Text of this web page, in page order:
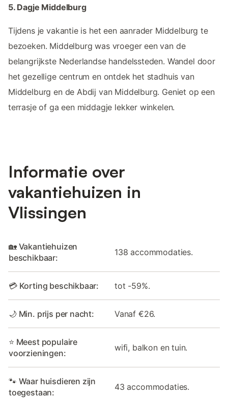
5. Dagje Middelburg
Tijdens je vakantie is het een aanrader Middelburg te
bezoeken. Middelburg was vroeger een van de
belangrijkste Nederlandse handelssteden. Wandel door
het gezellige centrum en ontdek het stadhuis van
Middelburg en de Abdij van Middelburg. Geniet op een
terrasje of ga een middagje lekker winkelen.
Informatie over
vakantiehuizen in
Vlissingen
🏡 Vakantiehuizen
beschikbaar:
138 accommodaties.
💳 Korting beschikbaar: tot -59%.
🌙 Min. prijs per nacht: Vanaf €26.
⭐ Meest populaire
voorzieningen:
wifi, balkon en tuin.
🐾 Waar huisdieren zijn
toegestaan:
43 accommodaties.